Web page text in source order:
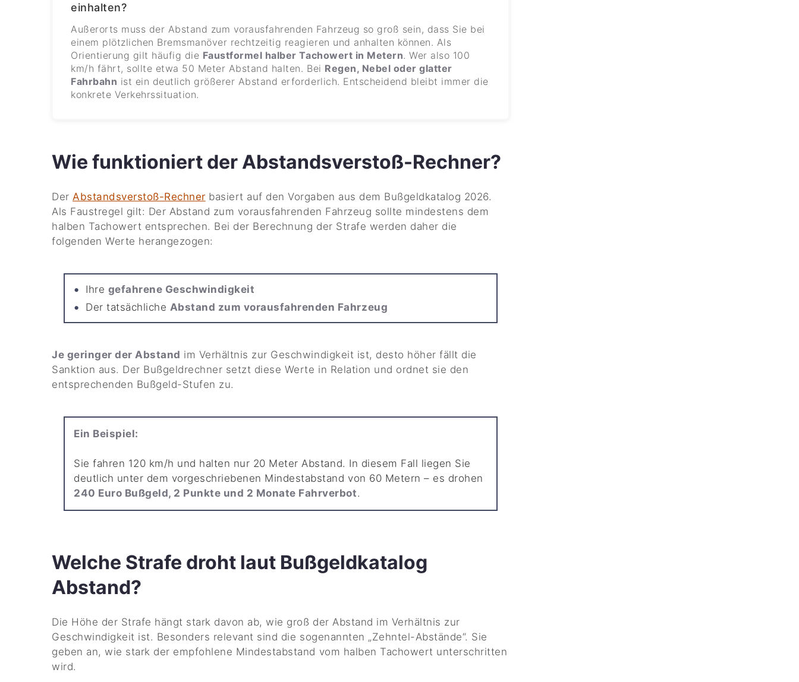
einhalten?
Außerorts muss der Abstand zum vorausfahrenden Fahrzeug so groß sein, dass Sie bei
einem plötzlichen Bremsmanöver rechtzeitig reagieren und anhalten können. Als
Orientierung gilt häufig die Faustformel halber Tachowert in Metern. Wer also 100
km/h fährt, sollte etwa 50 Meter Abstand halten. Bei Regen, Nebel oder glatter
Fahrbahn ist ein deutlich größerer Abstand erforderlich. Entscheidend bleibt immer die
konkrete Verkehrssituation.
Wie funktioniert der Abstandsverstoß-Rechner?
Der Abstandsverstoß-Rechner basiert auf den Vorgaben aus dem Bußgeldkatalog 2026.
Als Faustregel gilt: Der Abstand zum vorausfahrenden Fahrzeug sollte mindestens dem
halben Tachowert entsprechen. Bei der Berechnung der Strafe werden daher die
folgenden Werte herangezogen:
Ihre gefahrene Geschwindigkeit
Der tatsächliche Abstand zum vorausfahrenden Fahrzeug
Je geringer der Abstand im Verhältnis zur Geschwindigkeit ist, desto höher fällt die
Sanktion aus. Der Bußgeldrechner setzt diese Werte in Relation und ordnet sie den
entsprechenden Bußgeld-Stufen zu.
Ein Beispiel:
Sie fahren 120 km/h und halten nur 20 Meter Abstand. In diesem Fall liegen Sie
deutlich unter dem vorgeschriebenen Mindestabstand von 60 Metern – es drohen
240 Euro Bußgeld, 2 Punkte und 2 Monate Fahrverbot.
Welche Strafe droht laut Bußgeldkatalog
Abstand?
Die Höhe der Strafe hängt stark davon ab, wie groß der Abstand im Verhältnis zur
Geschwindigkeit ist. Besonders relevant sind die sogenannten „Zehntel-Abstände“. Sie
geben an, wie stark der empfohlene Mindestabstand vom halben Tachowert unterschritten
wird.